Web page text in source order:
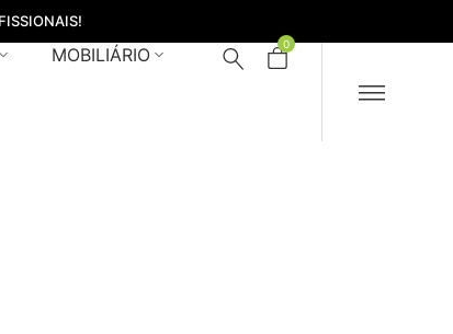
MOBILIÁRIO
0